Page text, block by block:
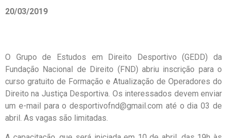
20/03/2019
O Grupo de Estudos em Direito Desportivo (GEDD) da
Fundação Nacional de Direito (FND) abriu inscrição para o
curso gratuito de Formação e Atualização de Operadores do
Direito na Justiça Desportiva. Os interessados devem enviar
um e-mail para o desportivofnd@gmail.com até o dia 03 de
abril. As vagas são limitadas.